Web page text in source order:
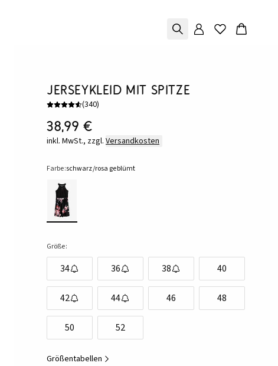
Jerseykleid mit Spitze
(340)
38,99 €
inkl. MwSt., zzgl. Versandkosten
Farbe:schwarz/rosa geblümt
Größe:
34 36 38 40
42 44 46 48
50 52
Größentabellen